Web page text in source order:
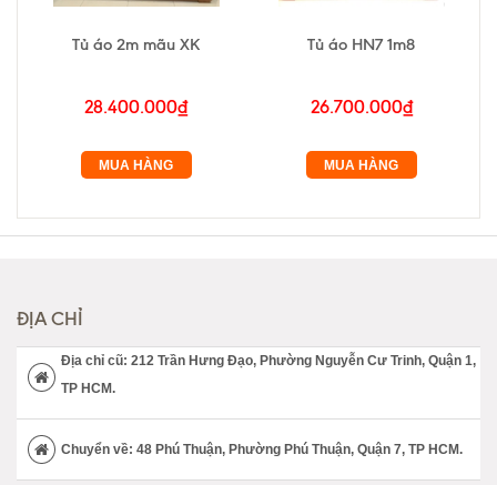
Tủ áo 2m mãu XK
28.400.000₫
MUA HÀNG
Tủ áo HN7 1m8
26.700.000₫
MUA HÀNG
ĐỊA CHỈ
Địa chỉ cũ: 212 Trần Hưng Đạo, Phường Nguyễn Cư Trinh, Quận 1,
TP HCM.
Chuyển về: 48 Phú Thuận, Phường Phú Thuận, Quận 7, TP HCM.